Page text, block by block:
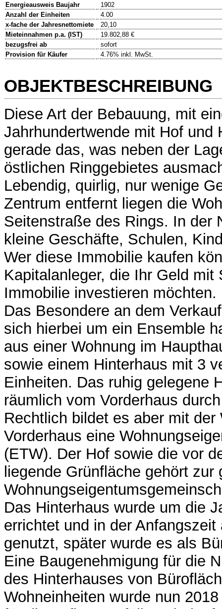
Energieausweis Baujahr
1902
Anzahl der Einheiten
4.00
x-fache der Jahresnettomiete
20,10
Mieteinnahmen p.a. (IST)
19.802,88 €
bezugsfrei ab
sofort
Provision für Käufer
4.76% inkl. MwSt.
OBJEKTBESCHREIBUNG
Diese Art der Bebauung, mit
Jahrhundertwende mit Hof und
gerade das, was neben der
östlichen Ringgebietes
Lebendig, quirlig, nur wenige
Zentrum entfernt liegen die
Seitenstraße des Rings. In der
kleine Geschäfte, Schulen,
Wer diese Immobilie kaufen
Kapitalanleger, die Ihr Geld mit
Immobilie investieren möchten.
Das Besondere an dem
sich hierbei um ein Ensemble
aus einer Wohnung im
sowie einem Hinterhaus mit 3
Einheiten. Das ruhig gelegene
räumlich vom Vorderhaus
Rechtlich bildet es aber mit der
Vorderhaus eine
(ETW). Der Hof sowie die vor
liegende Grünfläche gehört zur
Das Hinterhaus wurde um die
errichtet und in der
genutzt, später wurde es als
Eine Baugenehmigung für die
des Hinterhauses von
Wohneinheiten wurde nun